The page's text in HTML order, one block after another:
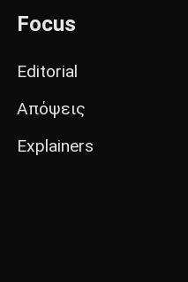
Focus
Editorial
Απόψεις
Explainers